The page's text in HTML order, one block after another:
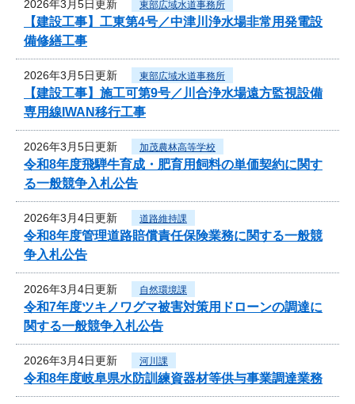
2026年3月5日更新 東部広域水道事務所
【建設工事】工東第4号／中津川浄水場非常用発電設
備修繕工事
2026年3月5日更新 東部広域水道事務所
【建設工事】施工可第9号／川合浄水場遠方監視設備
専用線IWAN移行工事
2026年3月5日更新 加茂農林高等学校
令和8年度飛騨牛育成・肥育用飼料の単価契約に関す
る一般競争入札公告
2026年3月4日更新 道路維持課
令和8年度管理道路賠償責任保険業務に関する一般競
争入札公告
2026年3月4日更新 自然環境課
令和7年度ツキノワグマ被害対策用ドローンの調達に
関する一般競争入札公告
2026年3月4日更新 河川課
令和8年度岐阜県水防訓練資器材等供与事業調達業務